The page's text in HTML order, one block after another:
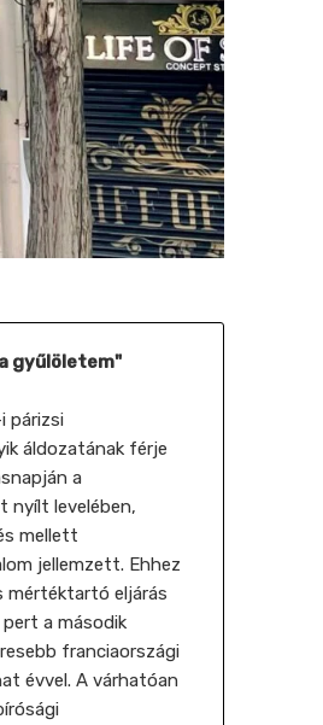
gyűlöletem"
párizsi
áldozatának férje
a
nyílt levelében,
mellett
jellemzett. Ehhez
mértéktartó eljárás
a második
franciaországi
évvel. A várhatóan